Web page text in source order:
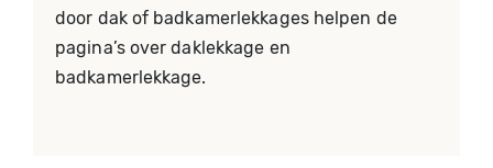
door dak of badkamerlekkages helpen de
pagina’s over daklekkage en
badkamerlekkage.